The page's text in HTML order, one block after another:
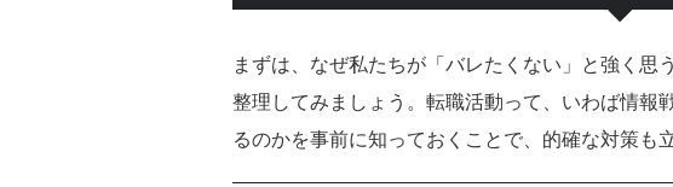
まずは、なぜ私たちが「バレたくない」と強く思
整理してみましょう。転職活動って、いわば情報
るのかを事前に知っておくことで、的確な対策も